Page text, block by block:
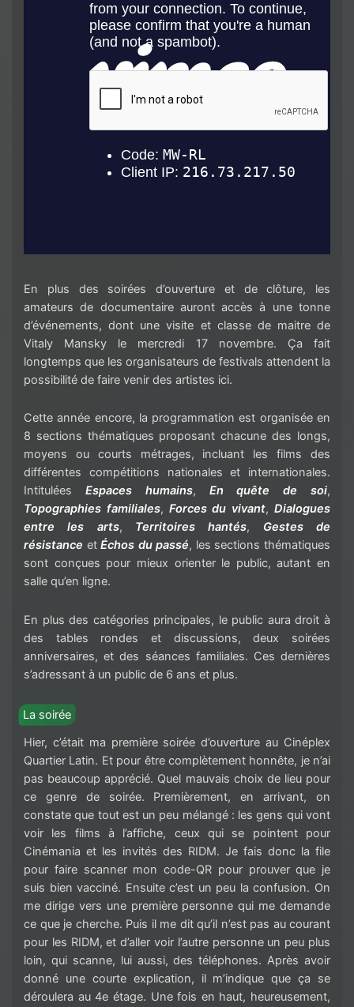
En plus des soirées d’ouverture et de clôture, les
amateurs de documentaire auront accès à une tonne
d’événements, dont une visite et classe de maitre de
Vitaly Mansky le mercredi 17 novembre. Ça fait
longtemps que les organisateurs de festivals attendent la
possibilité de faire venir des artistes ici.
Cette année encore, la programmation est organisée en
8 sections thématiques proposant chacune des longs,
moyens ou courts métrages, incluant les films des
différentes compétitions nationales et internationales.
Intitulées Espaces humains, En quête de soi,
Topographies familiales, Forces du vivant,Dialogues
entre les arts, Territoires hantés, Gestes de
résistance etÉchos du passé, les sections thématiques
sont conçues pour mieux orienter le public, autant en
salle qu’en ligne.
En plus des catégories principales, le public aura droit à
des tables rondes et discussions, deux soirées
anniversaires, et des séances familiales. Ces dernières
s’adressant à un public de 6 ans et plus.
La soirée
Hier, c’était ma première soirée d’ouverture au Cinéplex
Quartier Latin. Et pour être complètement honnête, je n’ai
pas beaucoup apprécié. Quel mauvais choix de lieu pour
ce genre de soirée. Premièrement, en arrivant, on
constate que tout est un peu mélangé : les gens qui vont
voir les films à l’affiche, ceux qui se pointent pour
Cinémania et les invités des RIDM. Je fais donc la file
pour faire scanner mon code-QR pour prouver que je
suis bien vacciné. Ensuite c’est un peu la confusion. On
me dirige vers une première personne qui me demande
ce que je cherche. Puis il me dit qu’il n’est pas au courant
pour les RIDM, et d’aller voir l’autre personne un peu plus
loin, qui scanne, lui aussi, des téléphones. Après avoir
donné une courte explication, il m’indique que ça se
déroulera au 4e étage. Une fois en haut, heureusement,